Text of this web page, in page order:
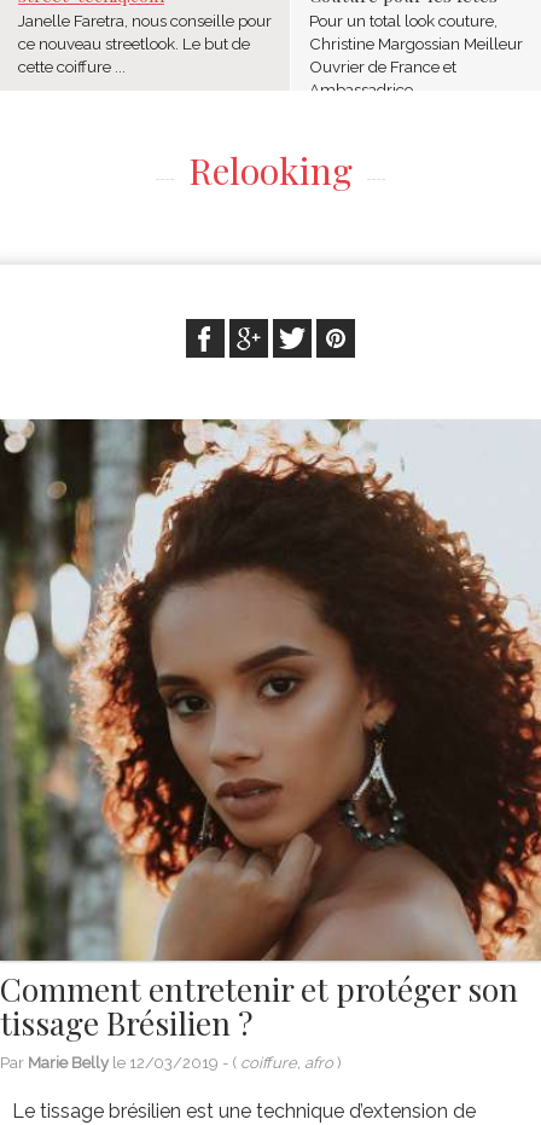
Janelle Faretra, nous conseille pour
ce nouveau streetlook. Le but de
cette coiffure ...
Pour un total look couture,
Christine Margossian Meilleur
Ouvrier de France et
Ambassadrice ...
Relooking
Comment entretenir et protéger son
tissage Brésilien ?
Par Marie Belly le 12/03/2019 - ( coiffure, afro )
Le tissage brésilien est une technique d’extension de